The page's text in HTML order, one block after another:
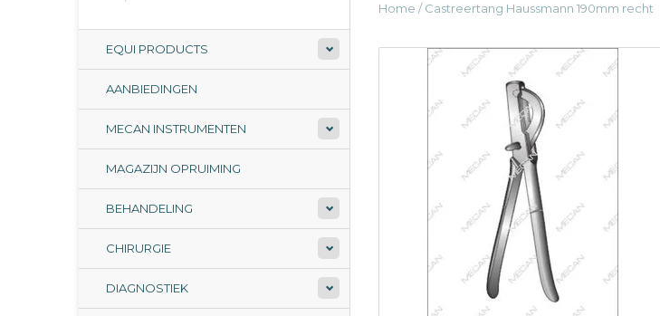
EQUI PRODUCTS
AANBIEDINGEN
MECAN INSTRUMENTEN
MAGAZIJN OPRUIMING
BEHANDELING
CHIRURGIE
DIAGNOSTIEK
Home /Castreertang Haussmann 190mm recht